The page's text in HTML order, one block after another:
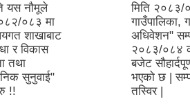
यस नौमूले
०८३ मा
शाखाबाट
र विकास
तथा
सुनुवाई"
!!
मिति
अधिवेशन"
२०८३/०८४
बजेट
भएको छ |
तस्विर |